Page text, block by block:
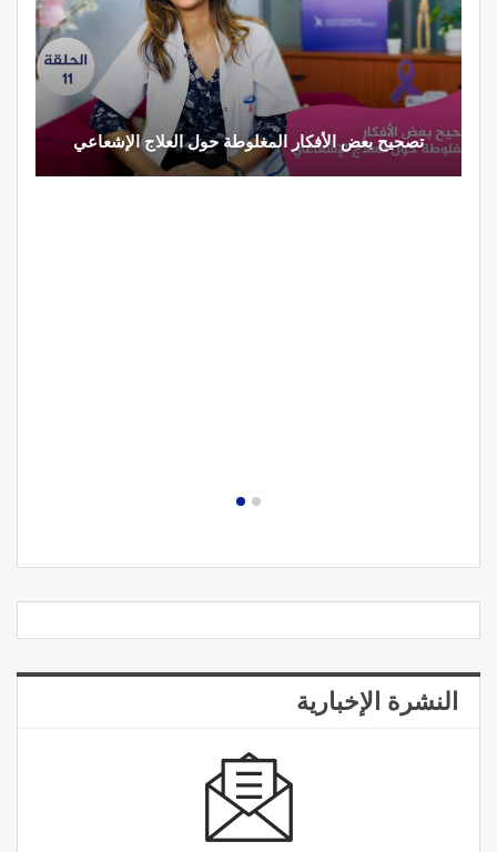
تصحيح بعض الأفكار المغلوطة حول العلاج الإشعاعي
النشرة الإخبارية